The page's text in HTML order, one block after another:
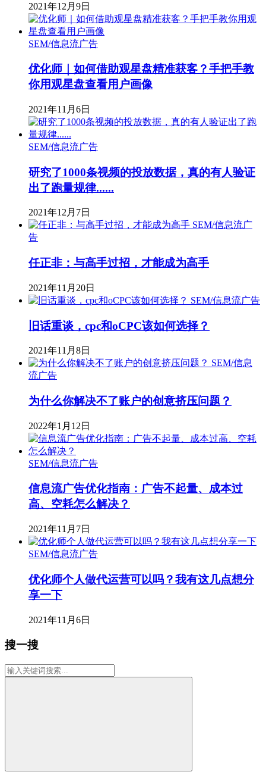
2021年12月9日
SEM/信息流广告
优化师｜如何借助观星盘精准获客？手把手教
你用观星盘查看用户画像
2021年11月6日
SEM/信息流广告
研究了1000条视频的投放数据，真的有人验证
出了跑量规律......
2021年12月7日
SEM/信息流广
告
任正非：与高手过招，才能成为高手
2021年11月20日
SEM/信息流广告
旧话重谈，cpc和oCPC该如何选择？
2021年11月8日
SEM/信息
流广告
为什么你解决不了账户的创意挤压问题？
2022年1月12日
SEM/信息流广告
信息流广告优化指南：广告不起量、成本过
高、空耗怎么解决？
2021年11月7日
SEM/信息流广告
优化师个人做代运营可以吗？我有这几点想分
享一下
2021年11月6日
搜一搜